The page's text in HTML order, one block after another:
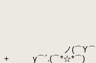
シャアがスペ